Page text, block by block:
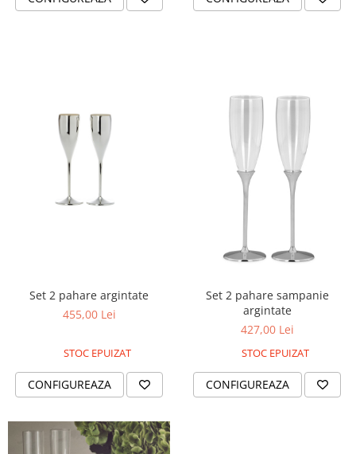
Set 2 pahare argintate
455,00 Lei
STOC EPUIZAT
CONFIGUREAZA
Set 2 pahare sampanie
argintate
427,00 Lei
STOC EPUIZAT
CONFIGUREAZA